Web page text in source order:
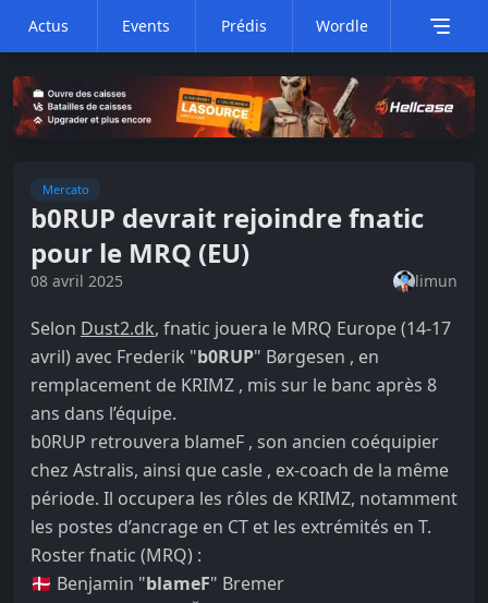
Actus Events Prédis Wordle
Mercato
b0RUP devrait rejoindre fnatic
pour le MRQ (EU)
08 avril 2025 limun
Selon Dust2.dk, fnatic jouera le MRQ Europe (14-17
avril) avec Frederik "b0RUP" Børgesen , en
remplacement de KRIMZ , mis sur le banc après 8
ans dans l’équipe.
b0RUP retrouvera blameF , son ancien coéquipier
chez Astralis, ainsi que casle , ex-coach de la même
période. Il occupera les rôles de KRIMZ, notamment
les postes d’ancrage en CT et les extrémités en T.
Roster fnatic (MRQ) :
🇩🇰 Benjamin "blameF" Bremer